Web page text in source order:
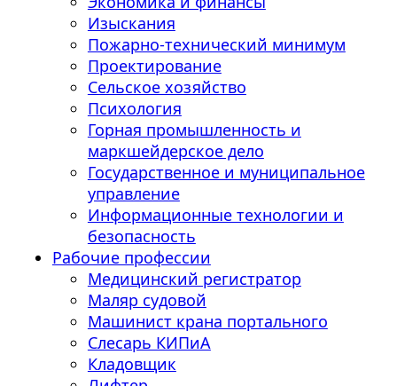
Изыскания
Пожарно-технический минимум
Проектирование
Сельское хозяйство
Психология
Горная промышленность и
маркшейдерское дело
Государственное и муниципальное
управление
Информационные технологии и
безопасность
Рабочие профессии
Медицинский регистратор
Маляр судовой
Машинист крана портального
Слесарь КИПиА
Кладовщик